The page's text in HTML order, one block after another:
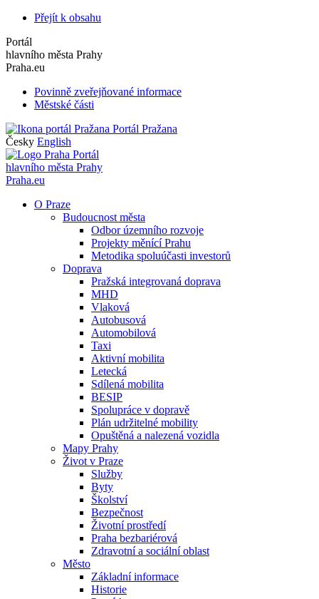
Přejít k obsahu
Portál
hlavního města Prahy
Praha.eu
Povinně zveřejňované informace
Městské části
Portál Pražana
Česky English
Portál
hlavního města Prahy
Praha.eu
O Praze
Budoucnost města
Odbor územního rozvoje
Projekty měnící Prahu
Metodika spoluúčasti investorů
Doprava
Pražská integrovaná doprava
MHD
Vlaková
Autobusová
Automobilová
Taxi
Aktivní mobilita
Letecká
Sdílená mobilita
BESIP
Spolupráce v dopravě
Plán udržitelné mobility
Opuštěná a nalezená vozidla
Mapy Prahy
Život v Praze
Služby
Byty
Školství
Bezpečnost
Životní prostředí
Praha bezbariérová
Zdravotní a sociální oblast
Město
Základní informace
Historie